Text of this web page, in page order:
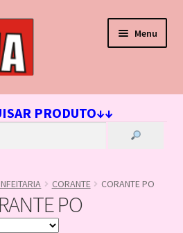
Menu
PRODUTO↓↓
CORANTE CORANTE PO
PO